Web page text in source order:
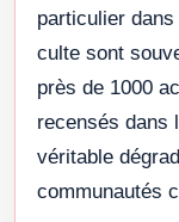
particulier
culte sont
près de 1000
recensés dans
véritable
communautés